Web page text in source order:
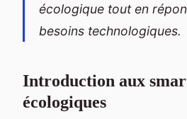
écologique tout en
besoins technologiques.
Introduction aux
écologiques